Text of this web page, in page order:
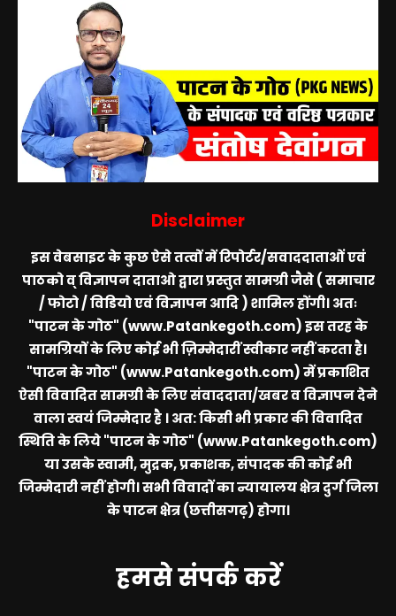
Disclaimer
इस वेबसाइट के कुछ ऐसे तत्वों में रिपोर्टर/सवाददाताओं एवं
पाठको व् विज्ञापन दाताओ द्वारा प्रस्तुत सामग्री जैसे ( समाचार
/ फोटो / विडियो एवं विज्ञापन आदि ) शामिल होंगी। अतः
"पाटन के गोठ" (www.Patankegoth.com)इस तरह के
सामग्रियों के लिए कोई भी ज़िम्मेदारीं स्वीकार नहीं करता है।
"पाटन के गोठ" (www.Patankegoth.com)में प्रकाशित
ऐसी विवादित सामग्री के लिए संवाददाता/खबर व विज्ञापन देने
वाला स्वयं जिम्मेदार है । अत: किसी भी प्रकार की विवादित
स्थिति के लिये"पाटन के गोठ" (www.Patankegoth.com)
या उसके स्वामी, मुद्रक, प्रकाशक, संपादक की कोई भी
जिम्मेदारी नहीं होगी। सभी विवादों का न्यायालय क्षेत्र दुर्ग जिला
के पाटन क्षेत्र (छत्तीसगढ़) होगा।
हमसे संपर्क करें